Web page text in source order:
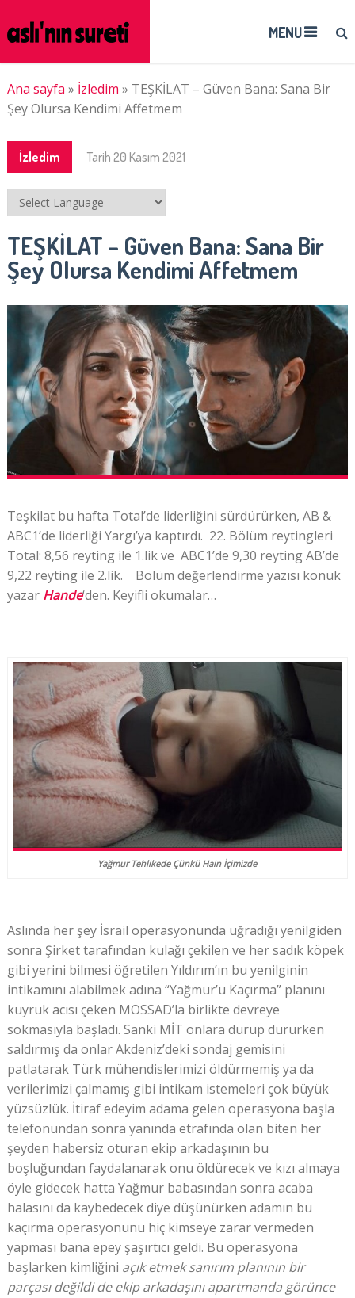
MENU
Ana sayfa » İzledim » TEŞKİLAT – Güven Bana: Sana Bir
Şey Olursa Kendimi Affetmem
İzledim Tarih 20 Kasım 2021
TEŞKİLAT – Güven Bana: Sana Bir
Şey Olursa Kendimi Affetmem
Teşkilat bu hafta Total’de liderliğini sürdürürken, AB &
ABC1’de liderliği Yargı’ya kaptırdı. 22. Bölüm reytingleri
Total: 8,56 reyting ile 1.lik ve ABC1’de 9,30 reyting AB’de
9,22 reyting ile 2.lik. Bölüm değerlendirme yazısı konuk
yazar Hande‘den. Keyifli okumalar…
Yağmur Tehlikede Çünkü Hain İçimizde
Aslında her şey İsrail operasyonunda uğradığı yenilgiden
sonra Şirket tarafından kulağı çekilen ve her sadık köpek
gibi yerini bilmesi öğretilen Yıldırım’ın bu yenilginin
intikamını alabilmek adına “Yağmur’u Kaçırma” planını
kuyruk acısı çeken MOSSAD’la birlikte devreye
sokmasıyla başladı. Sanki MİT onlara durup dururken
saldırmış da onlar Akdeniz’deki sondaj gemisini
patlatarak Türk mühendislerimizi öldürmemiş ya da
verilerimizi çalmamış gibi intikam istemeleri çok büyük
yüzsüzlük. İtiraf edeyim adama gelen operasyona başla
telefonundan sonra yanında etrafında olan biten her
şeyden habersiz oturan ekip arkadaşının bu
boşluğundan faydalanarak onu öldürecek ve kızı almaya
öyle gidecek hatta Yağmur babasından sonra acaba
halasını da kaybedecek diye düşünürken adamın bu
kaçırma operasyonunu hiç kimseye zarar vermeden
yapması bana epey şaşırtıcı geldi. Bu operasyona
başlarken kimliğini açık etmek sanırım planının bir
parçası değildi de ekip arkadaşını apartmanda görünce